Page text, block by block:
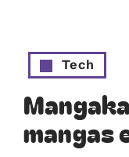
Tech
mangas